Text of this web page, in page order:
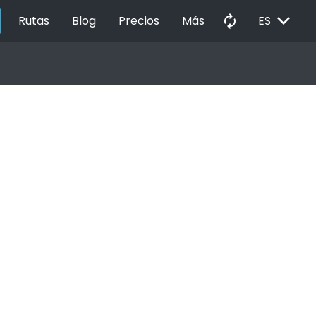
Rutas Blog Precios Más autorenew ES EXPAND_MORE